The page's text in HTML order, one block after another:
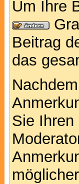
Um Ihre
Beitrag
das
Sie Ihren